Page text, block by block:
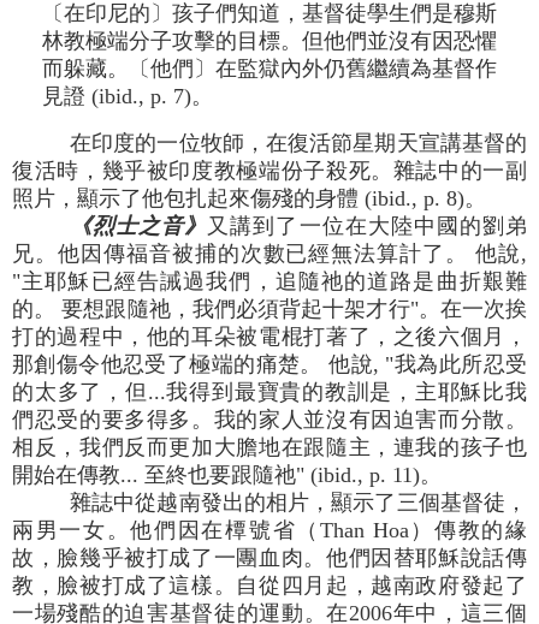
〔在印尼的〕孩子們知道，基督徒學生們是穆斯
林教極端分子攻擊的目標。但他們並沒有因恐懼
而躲藏。〔他們〕在監獄內外仍舊繼續為基督作
見證 (ibid., p. 7)。
在印度的一位牧師，在復活節星期天宣講基督的
復活時，幾乎被印度教極端份子殺死。雜誌中的一副
照片，顯示了他包扎起來傷殘的身體 (ibid., p. 8)。
《烈士之音》 又講到了一位在大陸中國的劉弟
兄。他因傳福音被捕的次數已經無法算計了。 他說,
"主耶穌已經告誡過我們，追隨祂的道路是曲折艱難
的。 要想跟隨祂，我們必須背起十架才行"。在一次挨
打的過程中，他的耳朵被電棍打著了，之後六個月，
那創傷令他忍受了極端的痛楚。 他說, "我為此所忍受
的太多了，但...我得到最寶貴的教訓是，主耶穌比我
們忍受的要多得多。我的家人並沒有因迫害而分散。
相反，我們反而更加大膽地在跟隨主，連我的孩子也
開始在傳教... 至終也要跟隨祂" (ibid., p. 11)。
雜誌中從越南發出的相片，顯示了三個基督徒，
兩男一女。他們因在橝號省（Than Hoa）傳教的緣
故，臉幾乎被打成了一團血肉。他們因替耶穌說話傳
教，臉被打成了這樣。自從四月起，越南政府發起了
一場殘酷的迫害基督徒的運動。在2006年中，這三個